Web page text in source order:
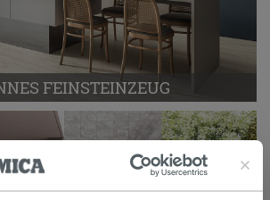
FEINSTEINZEUG